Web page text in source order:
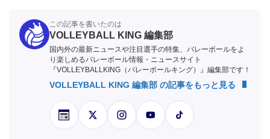
この記事を書いたのは
VOLLEYBALL KING 編集部
国内外の最新ニュースや注目選手の特集、バレーボールをよ
り楽しめるバレーボール情報・ニュースサイト
『VOLLEYBALLKING（バレーボールキング）』編集部です！
VOLLEYBALL KING 編集部 の記事をもっと見る